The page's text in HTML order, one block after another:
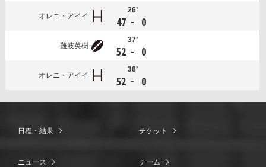
オレニ・アイイ
26’
47 - 0
難波英樹
37’
52 - 0
オレニ・アイイ
38’
52 - 0
日程・結果 チケット
ニュース チーム